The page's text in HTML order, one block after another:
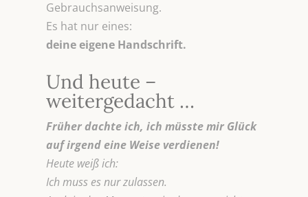
Gebrauchsanweisung.
Es hat nur eines:
deine eigene Handschrift.
Und heute –
weitergedacht …
Früher dachte ich, ich müsste mir Glück
auf irgend eine Weise verdienen!
Heute weiß ich:
Ich muss es nur zulassen.